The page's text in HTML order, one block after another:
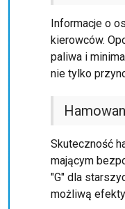
Informacje o
kierowców.
paliwa i
nie tylko
Skuteczność
mającym
"G" dla
możliwą